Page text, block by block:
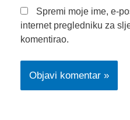
Spremi moje ime, e-
internet pregledniku za
komentirao.